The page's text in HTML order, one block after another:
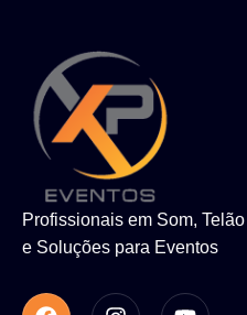
Profissionais em Som, Telão
e Soluções para Eventos